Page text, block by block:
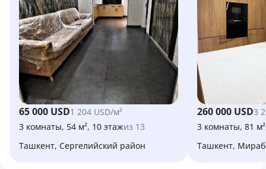
65 000 USD1 204 USD/м²
3 комнаты, 54 м², 10 этажиз 13
Ташкент, Сергелийский район
260 000 USD3
3 комнаты, 81
Ташкент,